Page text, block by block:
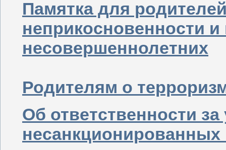
Памятка для
неприкосновенности
несовершеннолетних
Родителям о
Об ответственности за
несанкционированных